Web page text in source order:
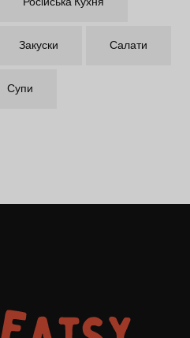
Закуски Салати
Супи